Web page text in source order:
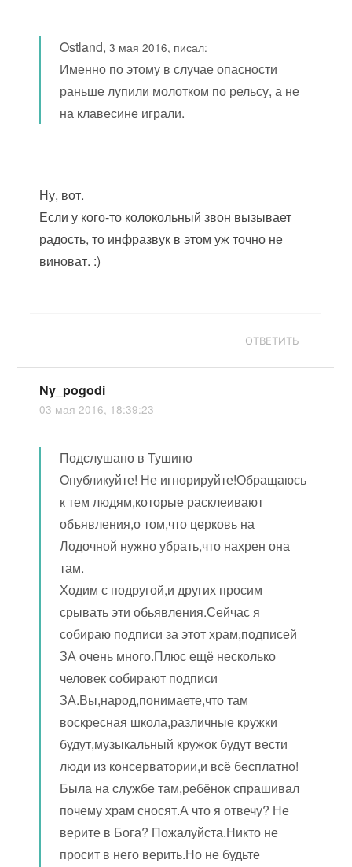
Ostland,3 мая 2016, писал:
Именно по этому в случае опасности
раньше лупили молотком по рельсу, а не
на клавесине играли.
Ну, вот.
Если у кого-то колокольный звон вызывает
радость, то инфразвук в этом уж точно не
виноват. :)
ОТВЕТИТЬ
Ny_pogodi
03 мая 2016, 18:39:23
Подслушано в Тушино
Опубликуйте! Не игнорируйте!Обращаюсь
к тем людям,которые расклеивают
объявления,о том,что церковь на
Лодочной нужно убрать,что нахрен она
там.
Ходим с подругой,и других просим
срывать эти обьявления.Сейчас я
собираю подписи за этот храм,подписей
ЗА очень много.Плюс ещё несколько
человек собирают подписи
ЗА.Вы,народ,понимаете,что там
воскресная школа,различные кружки
будут,музыкальный кружок будут вести
люди из консерватории,и всё бесплатно!
Была на службе там,ребёнок спрашивал
почему храм сносят.А что я отвечу? Не
верите в Бога? Пожалуйста.Никто не
просит в него верить.Но не будьте